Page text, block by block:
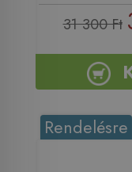
31 300 Ft
Rendelésre